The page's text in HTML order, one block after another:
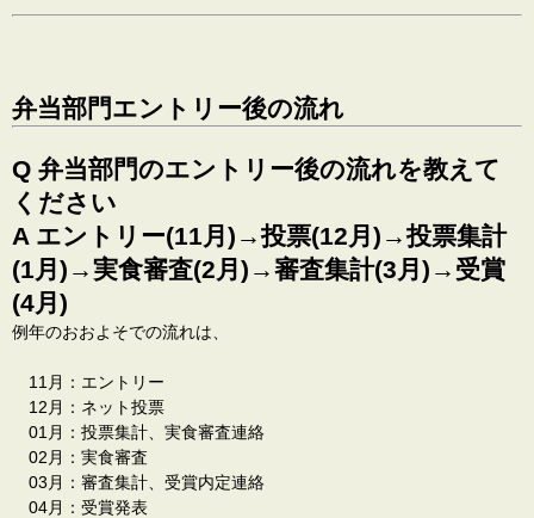
弁当部門エントリー後の流れ
Q 弁当部門のエントリー後の流れを教えて
ください
A エントリー(11月)→投票(12月)→投票集計
(1月)→実食審査(2月)→審査集計(3月)→受賞
(4月)
例年のおおよそでの流れは、
11月：エントリー
12月：ネット投票
01月：投票集計、実食審査連絡
02月：実食審査
03月：審査集計、受賞内定連絡
04月：受賞発表